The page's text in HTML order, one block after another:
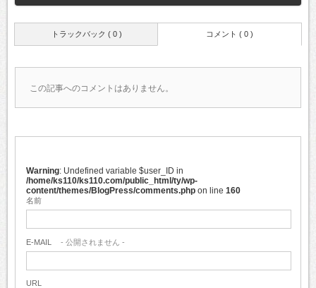
トラックバック ( 0 ) コメント ( 0 )
この記事へのコメントはありません。
Warning : Undefined variable $user_ID in
/home/ks110/ks110.com/public_html/ty/wp-
content/themes/BlogPress/comments.php on line 160
名前
E-MAIL - 公開されません -
URL